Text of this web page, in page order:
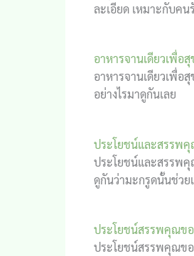
ละเอียด เหมาะกับค
อาหารจานเดียวเพื่อ
อาหารจานเดียวเพื่อ
อย่างไรมาดูกันเลย
ประโยชน์และสรรพ
ประโยชน์และสรรพคุ
ดูกันว่ามะกรูดนั้นช่วย
ประโยชน์สรรพคุณข
ประโยชน์สรรพคุณข